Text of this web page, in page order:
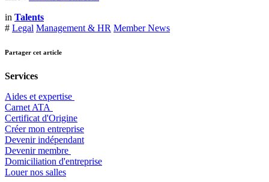
in Talents
# Legal Management & HR Member News
Partager cet article
Services
Aides et expertise
​Carnet ATA
Certificat d'Origine
Créer mon entreprise
Devenir indépendant
Devenir membre
​Domiciliation d'entreprise
Louer nos salles